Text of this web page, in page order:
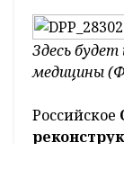
Здесь
медицины
Российское